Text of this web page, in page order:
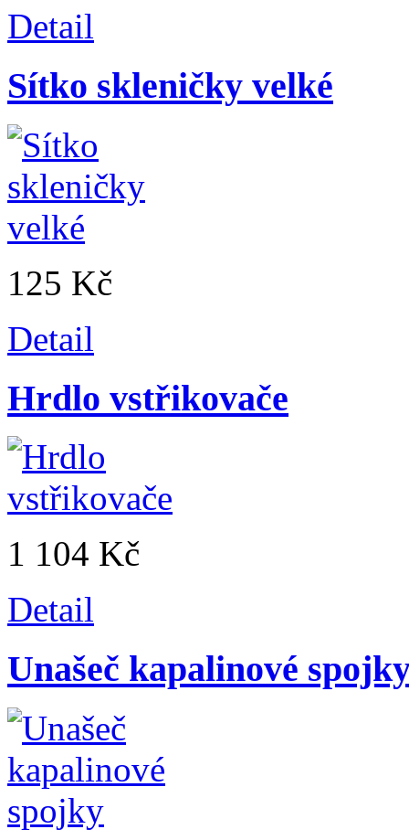
Detail
Sítko skleničky velké
125 Kč
Detail
Hrdlo vstřikovače
1 104 Kč
Detail
Unašeč kapalinové